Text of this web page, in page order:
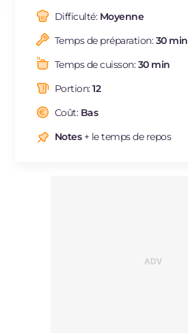
BR
DE
NL
Difficulté: Moyenne
Temps de préparation:30 min
Temps de cuisson:30 min
Portion:12
Coût: Bas
Notes+ le temps de repos